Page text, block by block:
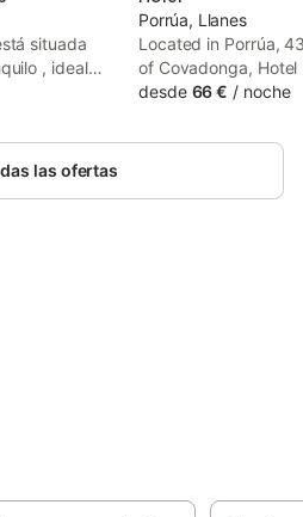
situada
, ideal
y
escapada
Porrúa, Llanes
Located in Porrúa,
of Covadonga, Hotel
provides
a terrace.
desde 66 € / noche
las ofertas